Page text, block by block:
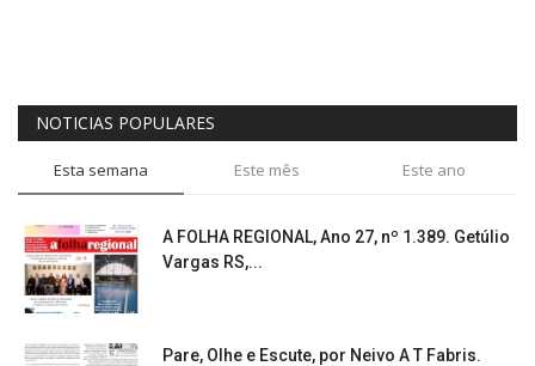
NOTICIAS POPULARES
Esta semana Este mês Este ano
A FOLHA REGIONAL, Ano 27, nº 1.389. Getúlio
Vargas RS,...
Pare, Olhe e Escute, por Neivo A T Fabris.